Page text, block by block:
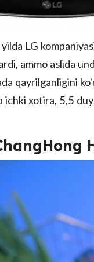
LG
ammo aslida
qayrilganligini
ichki xotira, 5,5